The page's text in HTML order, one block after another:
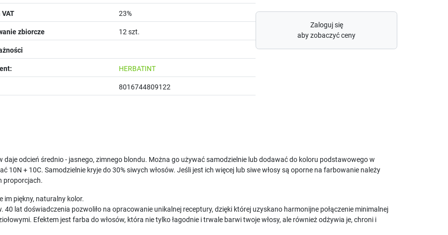
23%
zbiorcze 12 szt.
HERBATINT
8016744809122
Zaloguj się
aby zobaczyć ceny
daje odcień średnio - jasnego, zimnego blondu. Można go używać samodzielnie lub dodawać do koloru podstawowego w
10N + 10C. Samodzielnie kryje do 30% siwych włosów. Jeśli jest ich więcej lub siwe włosy są oporne na farbowanie należy
proporcjach.
im piękny, naturalny kolor.
lat doświadczenia pozwoliło na opracowanie unikalnej receptury, dzięki której uzyskano harmonijne połączenie minimalnej
Efektem jest farba do włosów, która nie tylko łagodnie i trwale barwi twoje włosy, ale również odżywia je, chroni i